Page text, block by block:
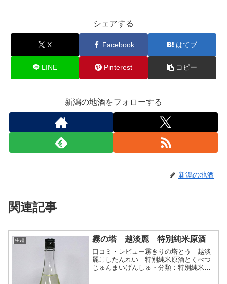
シェアする
X Facebook はてブ
LINE Pinterest コピー
新潟の地酒をフォローする
新潟の地酒
関連記事
中越 霧の塔 越淡麗 特別純米原酒
口コミ・レビュー霧きりの塔とう 越淡
麗こしたんれい 特別純米原酒とくべつ
じゅんまいげんしゅ・分類：特別純米